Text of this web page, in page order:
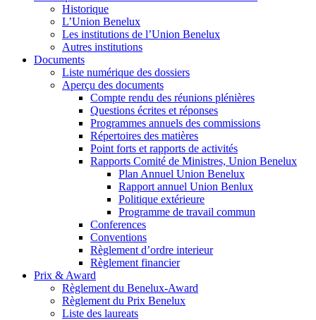
Historique
L’Union Benelux
Les institutions de l’Union Benelux
Autres institutions
Documents
Liste numérique des dossiers
Aperçu des documents
Compte rendu des réunions plénières
Questions écrites et réponses
Programmes annuels des commissions
Répertoires des matières
Point forts et rapports de activités
Rapports Comité de Ministres, Union Benelux
Plan Annuel Union Benelux
Rapport annuel Union Benlux
Politique extérieure
Programme de travail commun
Conferences
Conventions
Règlement d’ordre interieur
Règlement financier
Prix & Award
Règlement du Benelux-Award
Règlement du Prix Benelux
Liste des laureats